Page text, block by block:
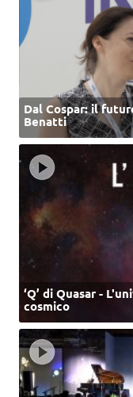
Dal Cospar: il
Benatti
‘Q’ di Quasar -
cosmico